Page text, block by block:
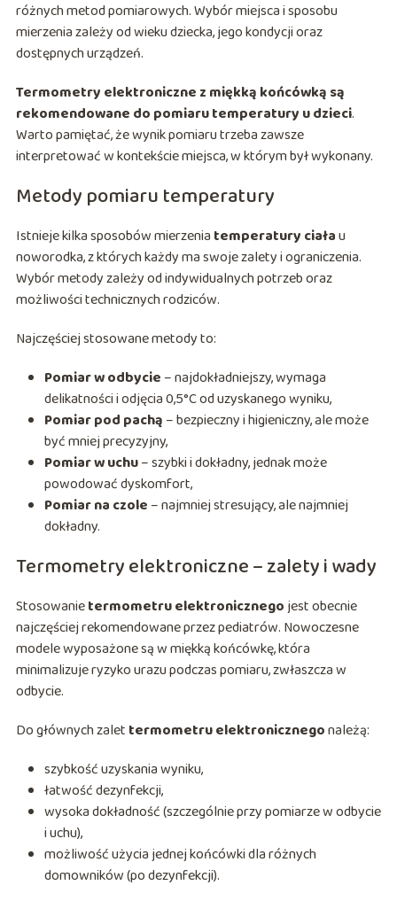
różnych metod pomiarowych. Wybór miejsca i sposobu
mierzenia zależy od wieku dziecka, jego kondycji oraz
dostępnych urządzeń.
Termometry elektroniczne z miękką końcówką są
rekomendowane do pomiaru temperatury u dzieci.
Warto pamiętać, że wynik pomiaru trzeba zawsze
interpretować w kontekście miejsca, w którym był wykonany.
Metody pomiaru temperatury
Istnieje kilka sposobów mierzenia temperatury ciałau
noworodka, z których każdy ma swoje zalety i ograniczenia.
Wybór metody zależy od indywidualnych potrzeb oraz
możliwości technicznych rodziców.
Najczęściej stosowane metody to:
Pomiar w odbycie – najdokładniejszy, wymaga
delikatności i odjęcia 0,5°C od uzyskanego wyniku,
Pomiar pod pachą – bezpieczny i higieniczny, ale może
być mniej precyzyjny,
Pomiar w uchu– szybki i dokładny, jednak może
powodować dyskomfort,
Pomiar na czole – najmniej stresujący, ale najmniej
dokładny.
Termometry elektroniczne – zalety i wady
Stosowanietermometru elektronicznegojest obecnie
najczęściej rekomendowane przez pediatrów. Nowoczesne
modele wyposażone są w miękką końcówkę, która
minimalizuje ryzyko urazu podczas pomiaru, zwłaszcza w
odbycie.
Do głównych zalet termometru elektronicznegonależą:
szybkość uzyskania wyniku,
łatwość dezynfekcji,
wysoka dokładność (szczególnie przy pomiarze w odbycie
i uchu),
możliwość użycia jednej końcówki dla różnych
domowników (po dezynfekcji).